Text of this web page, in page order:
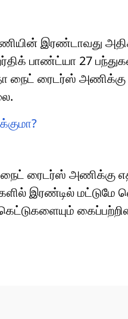
இரண்டாவது
பாண்ட்யா 27
நைட் ரைடர்ஸ் அணிக்கு
ரைடர்ஸ் அணிக்கு
இரண்டில் மட்டுமே